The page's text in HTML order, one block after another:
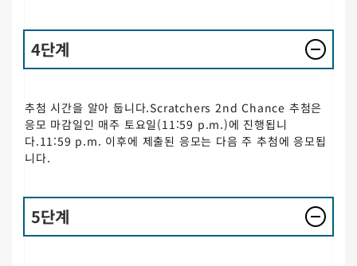
4단계
추첨 시간을 알아 둡니다.Scratchers 2nd Chance 추첨은
응모 마감일인 매주 토요일(11:59 p.m.)에 진행됩니
다.11:59 p.m. 이후에 제출된 응모는 다음 주 추첨에 응모됩
니다.
5단계